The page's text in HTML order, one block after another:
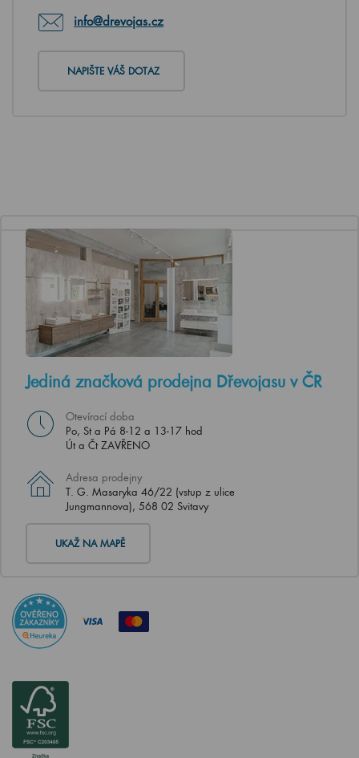
info@drevojas.cz
NAPIŠTE VÁŠ DOTAZ
Jediná značková prodejna Dřevojasu v ČR
Otevírací doba
Po, St a Pá 8-12 a 13-17 hod
Út a Čt ZAVŘENO
Adresa prodejny
T. G. Masaryka 46/22 (vstup z ulice
Jungmannova), 568 02 Svitavy
UKAŽ NA MAPĚ